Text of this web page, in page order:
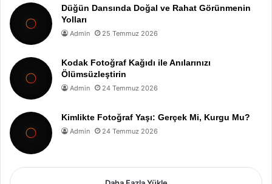
Düğün Dansında Doğal ve Rahat Görünmenin
Yolları
Admin 25 Temmuz 2026
Kodak Fotoğraf Kağıdı ile Anılarınızı
Ölümsüzleştirin
Admin 24 Temmuz 2026
Kimlikte Fotoğraf Yaşı: Gerçek Mi, Kurgu Mu?
Admin 24 Temmuz 2026